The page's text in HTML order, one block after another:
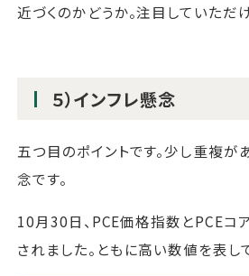
近づくのかどうか。注目していただ
５）インフレ懸念
五つ目のポイントです。少し重複が
念です。
10月30日、PCE価格指数とPCEコ
されました。ともに高い数値を表し